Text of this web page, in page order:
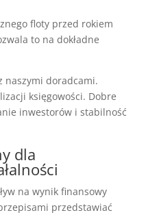
floty przed rokiem
to na dokładne
naszymi doradcami.
księgowości. Dobre
inwestorów i stabilność
dla
na wynik finansowy
przedstawiać